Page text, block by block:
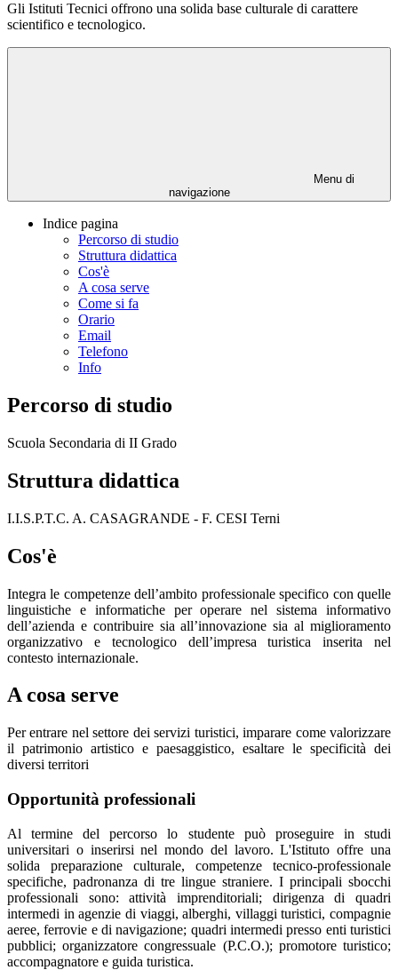
Gli Istituti Tecnici offrono una solida base culturale di carattere
scientifico e tecnologico.
Menu di
navigazione
Indice pagina
Percorso di studio
Struttura didattica
Cos'è
A cosa serve
Come si fa
Orario
Email
Telefono
Info
Percorso di studio
Scuola Secondaria di II Grado
Struttura didattica
I.I.S.P.T.C. A. CASAGRANDE - F. CESI Terni
Cos'è
Integra le competenze dell’ambito professionale specifico con quelle
linguistiche e informatiche per operare nel sistema informativo
dell’azienda e contribuire sia all’innovazione sia al miglioramento
organizzativo e tecnologico dell’impresa turistica inserita nel
contesto internazionale.
A cosa serve
Per entrare nel settore dei servizi turistici, imparare come valorizzare
il patrimonio artistico e paesaggistico, esaltare le specificità dei
diversi territori
Opportunità professionali
Al termine del percorso lo studente può proseguire in studi
universitari o inserirsi nel mondo del lavoro. L'Istituto offre una
solida preparazione culturale, competenze tecnico-professionale
specifiche, padronanza di tre lingue straniere. I principali sbocchi
professionali sono: attività imprenditoriali; dirigenza di quadri
intermedi in agenzie di viaggi, alberghi, villaggi turistici, compagnie
aeree, ferrovie e di navigazione; quadri intermedi presso enti turistici
pubblici; organizzatore congressuale (P.C.O.); promotore turistico;
accompagnatore e guida turistica.